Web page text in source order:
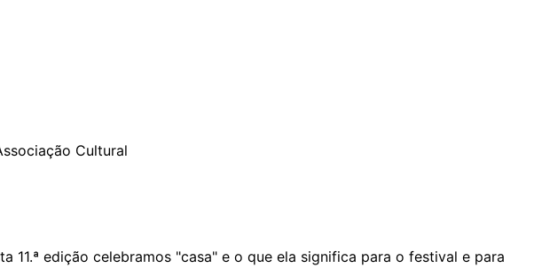
Cultural
edição celebramos "casa" e o que ela significa para o festival e para